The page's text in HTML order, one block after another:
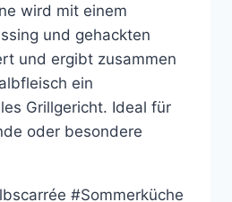
wird mit einem
und gehackten
und ergibt zusammen
ein
Grillgericht. Ideal für
oder besondere
#Sommerküche